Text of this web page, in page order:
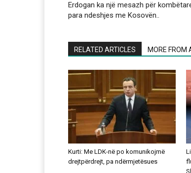
Erdogan ka një mesazh për
para ndeshjes me Kosovën..
RELATED ARTICLES MORE FROM
Kurti: Me LDK-në po komunikojmë
drejtpërdrejt, pa ndërmjetësues